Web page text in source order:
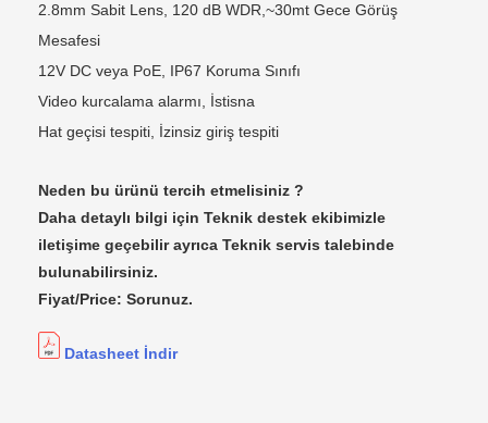
2.8mm Sabit Lens, 120 dB WDR,~30mt Gece Görüş
Mesafesi
12V DC veya PoE, IP67 Koruma Sınıfı
Video kurcalama alarmı, İstisna
Hat geçisi tespiti, İzinsiz giriş tespiti
Neden bu ürünü tercih etmelisiniz ?
Daha detaylı bilgi için Teknik destek ekibimizle
iletişime geçebilir ayrıca Teknik servis talebinde
bulunabilirsiniz.
Fiyat/Price: Sorunuz.
Datasheet İndir